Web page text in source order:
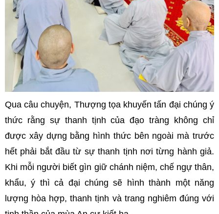
Qua câu chuyện, Thượng tọa khuyến tấn đại chúng ý
thức rằng sự thanh tịnh của đạo tràng không chỉ
được xây dựng bằng hình thức bên ngoài mà trước
hết phải bắt đầu từ sự thanh tịnh nơi từng hành giả.
Khi mỗi người biết gìn giữ chánh niệm, chế ngự thân,
khẩu, ý thì cả đại chúng sẽ hình thành một năng
lượng hòa hợp, thanh tịnh và trang nghiêm đúng với